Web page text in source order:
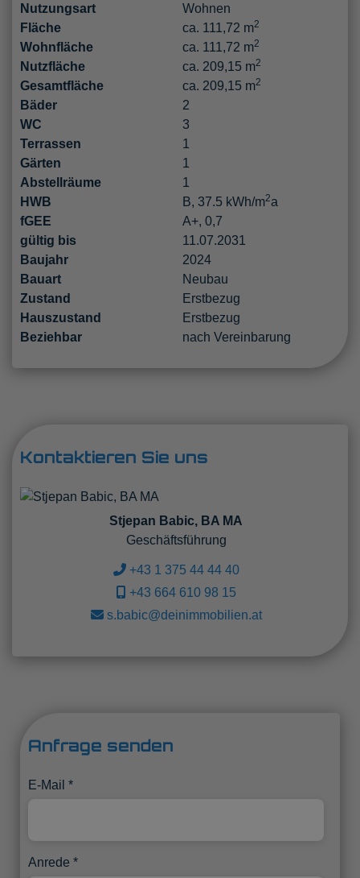
Nutzungsart
Wohnen
Fläche
ca. 111,72 m2
Wohnfläche ca. 111,72 m2
Nutzfläche ca. 209,15 m2
Gesamtfläche ca. 209,15 m2
Bäder
2
WC
3
Terrassen
1
Gärten
1
Abstellräume
1
HWB
B, 37.5 kWh/m2a
fGEE
A+, 0,7
gültig bis
11.07.2031
Baujahr
2024
Bauart
Neubau
Zustand
Erstbezug
Hauszustand
Erstbezug
Beziehbar
nach Vereinbarung
Kontaktieren Sie uns
Stjepan Babic, BA MA
Geschäftsführung
+43 1 375 44 44 40
+43 664 610 98 15
s.babic@deinimmobilien.at
Anfrage senden
E-Mail
Anrede